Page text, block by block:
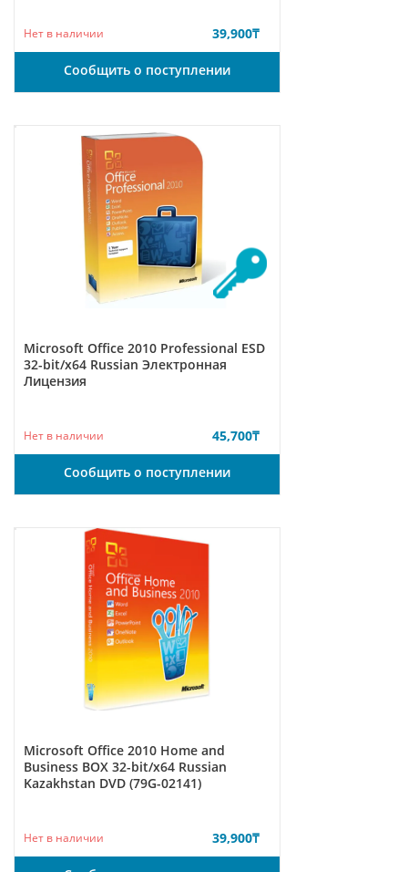
Нет в наличии 39,900₸
Сообщить о поступлении
Microsoft Office 2010 Professional ESD
32-bit/x64 Russian Электронная
Лицензия
Нет в наличии 45,700₸
Сообщить о поступлении
Microsoft Office 2010 Home and
Business BOX 32-bit/x64 Russian
Kazakhstan DVD (79G-02141)
Нет в наличии 39,900₸